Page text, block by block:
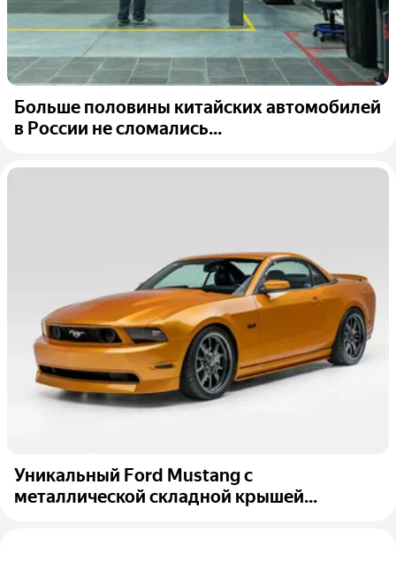
Больше половины китайских автомобилей
в России не сломались...
Уникальный Ford Mustang с
металлической складной крышей...